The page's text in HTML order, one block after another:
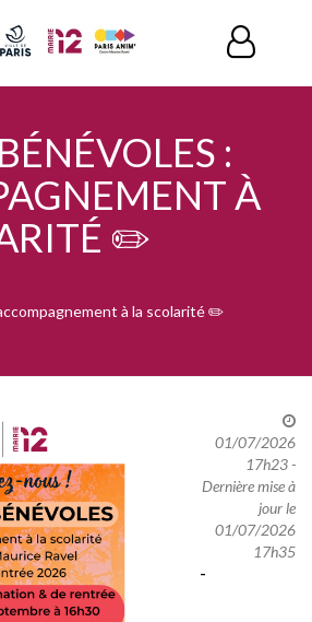
:
À
✏️
à la scolarité ✏️
01/07/2026
17h23 -
Dernière mise à
jour le
01/07/2026
17h35
-